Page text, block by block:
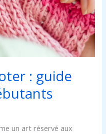
: guide
un art réservé aux